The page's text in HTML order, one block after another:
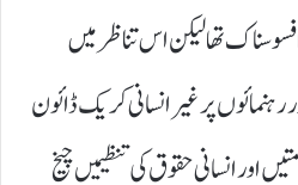
تھا لیکن اس تناظر میں
پر غیر انسانی کریک ڈائون
اور انسانی حقوق کی تنظیمیں چیخ